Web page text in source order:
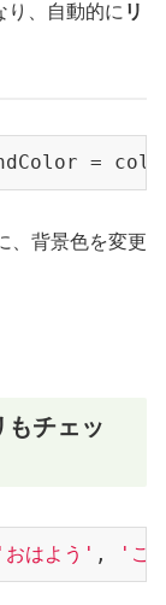
り、自動的に リ
=
、背景色を変更
もチェッ
'おはよう' , 'こ